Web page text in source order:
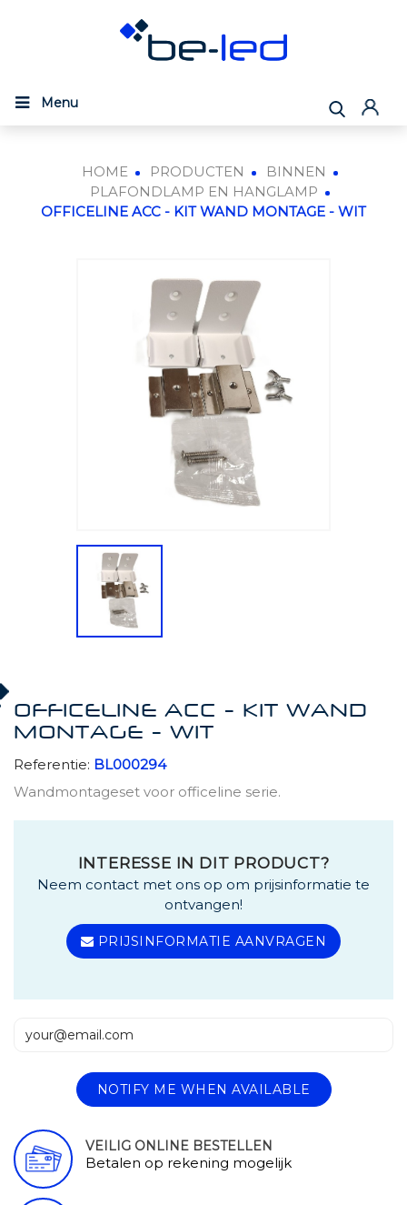
Menu
HOME PRODUCTEN
BINNEN
PLAFONDLAMP EN HANGLAMP
OFFICELINE ACC - KIT WAND MONTAGE - WIT
OFFICELINE ACC - KIT WAND
MONTAGE - WIT
Referentie: BL000294
Wandmontageset voor officeline serie.
INTERESSE IN DIT PRODUCT?
Neem contact met ons op om prijsinformatie te
ontvangen!
PRIJSINFORMATIE AANVRAGEN
NOTIFY ME WHEN AVAILABLE
VEILIG ONLINE BESTELLEN
Betalen op rekening mogelijk